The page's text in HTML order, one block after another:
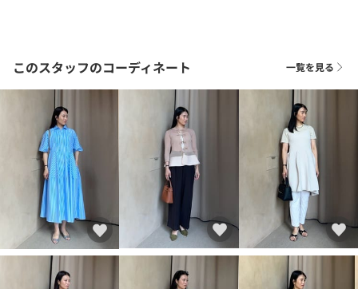
このスタッフのコーディネート 一覧を見る